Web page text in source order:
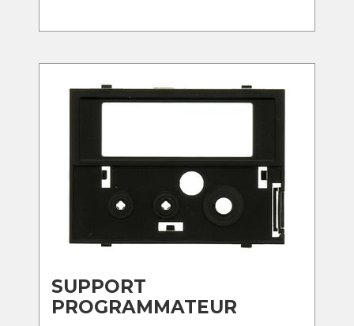
SUPPORT
PROGRAMMATEUR